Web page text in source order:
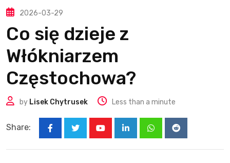
2026-03-29
Co się dzieje z
Włókniarzem
Częstochowa?
by Lisek Chytrusek Less than a minute
Share:
LinkedInWhatsappReddit